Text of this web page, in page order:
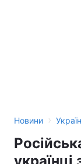
Новини ›